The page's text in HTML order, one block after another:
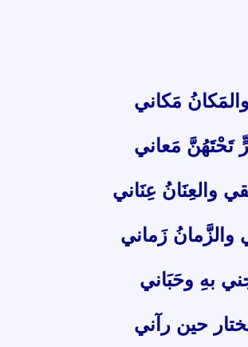
مَكاني
مَعاني
والعِنَانُ عِنَاني
والزَّمانُ زَماني
بهِ وحَبَاني
حين رآني